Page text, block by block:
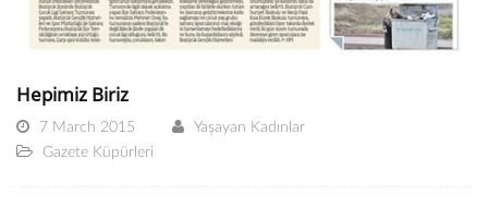
Hepimiz Biriz
7 March 2015
Yaşayan Kadınlar
Gazete Küpürleri